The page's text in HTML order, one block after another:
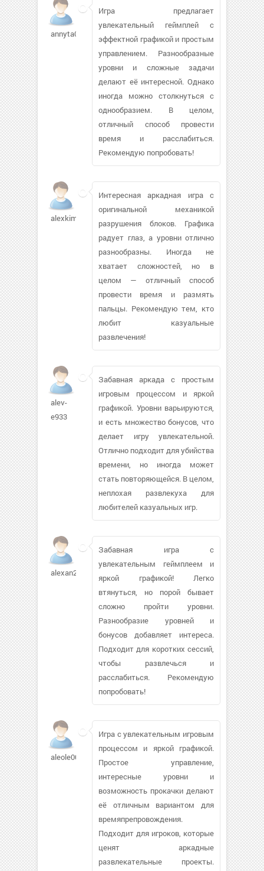
annyta03
Игра предлагает
увлекательный геймплей с
эффектной графикой и простым
управлением. Разнообразные
уровни и сложные задачи
делают её интересной. Однако
иногда можно столкнуться с
однообразием. В целом,
отличный способ провести
время и расслабиться.
Рекомендую попробовать!
alexkim9433
Интересная аркадная игра с
оригинальной механикой
разрушения блоков. Графика
радует глаз, а уровни отлично
разнообразны. Иногда не
хватает сложностей, но в
целом — отличный способ
провести время и размять
пальцы. Рекомендую тем, кто
любит казуальные
развлечения!
alev-
e933
Забавная аркада с простым
игровым процессом и яркой
графикой. Уровни варьируются,
и есть множество бонусов, что
делает игру увлекательной.
Отлично подходит для убийства
времени, но иногда может
стать повторяющейся. В целом,
неплохая развлекуха для
любителей казуальных игр.
alexan2008339
Забавная игра с
увлекательным геймплеем и
яркой графикой! Легко
втянуться, но порой бывает
сложно пройти уровни.
Разнообразие уровней и
бонусов добавляет интереса.
Подходит для коротких сессий,
чтобы развлечься и
расслабиться. Рекомендую
попробовать!
aleole00
Игра с увлекательным игровым
процессом и яркой графикой.
Простое управление,
интересные уровни и
возможность прокачки делают
её отличным вариантом для
времяпрепровождения.
Подходит для игроков, которые
ценят аркадные
развлекательные проекты.